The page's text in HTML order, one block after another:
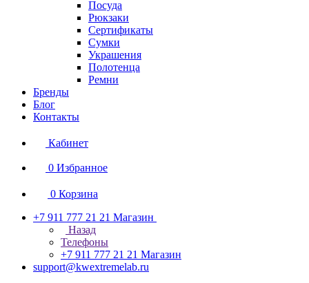
Посуда
Рюкзаки
Сертификаты
Сумки
Украшения
Полотенца
Ремни
Бренды
Блог
Контакты
Кабинет
0 Избранное
0 Корзина
+7 911 777 21 21 Магазин
Назад
Телефоны
+7 911 777 21 21 Магазин
support@kwextremelab.ru